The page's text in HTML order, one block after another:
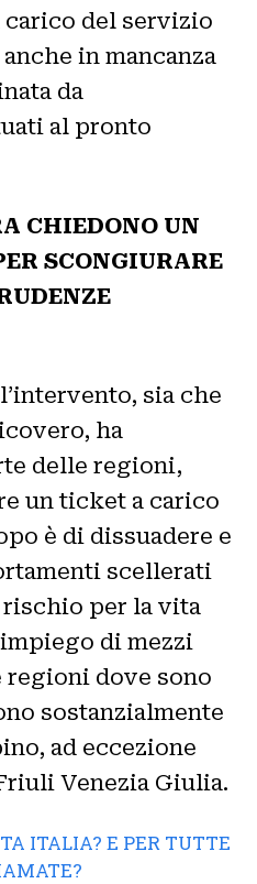
carico del servizio
in mancanza
da
al pronto
CHIEDONO UN
SCONGIURARE
sia che
ha
delle regioni,
un ticket a carico
è di dissuadere e
scellerati
per la vita
di mezzi
regioni dove sono
sostanzialmente
ad eccezione
Venezia Giulia.
ITALIA? E PER TUTTE